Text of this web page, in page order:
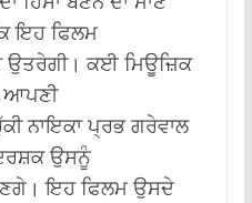
ਇਹ ਫਿਲਮ
ਉਤਰੇਗੀ। ਕਈ ਮਿਊਜ਼ਿਕ
ਆਪਣੀ
ਨਾਇਕਾ ਪ੍ਰਭ ਗਰੇਵਾਲ
ਉਸਨੂੰ
ਇਹ ਫਿਲਮ ਉਸਦੇ